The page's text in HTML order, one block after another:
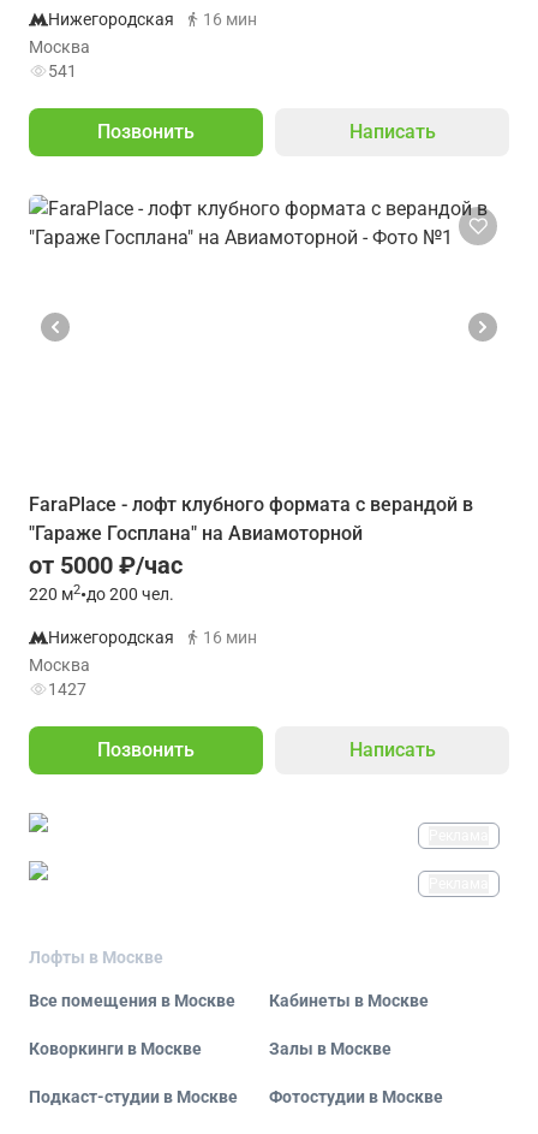
Нижегородская
16 мин
Москва
541
Позвонить Написать
FaraPlace - лофт клубного формата с верандой в
"Гараже Госплана" на Авиамоторной
от 5000 ₽/час
220 м2•до 200 чел.
Нижегородская
16 мин
Москва
1427
Позвонить Написать
Лофты в Москве
Все помещения в Москве Кабинеты в Москве
Коворкинги в Москве Залы в Москве
Подкаст-студии в Москве Фотостудии в Москве